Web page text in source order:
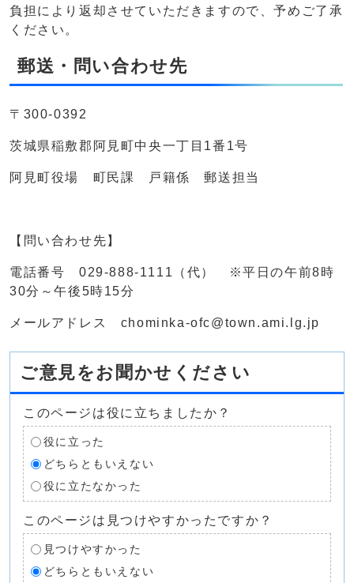
負担により返却させていただきますので、予めご了承
ください。
郵送・問い合わせ先
〒300-0392
茨城県稲敷郡阿見町中央一丁目1番1号
阿見町役場 町民課 戸籍係 郵送担当
【問い合わせ先】
電話番号 029-888-1111（代） ※平日の午前8時
30分～午後5時15分
メールアドレス chominka-ofc@town.ami.lg.jp
ご意見をお聞かせください
このページは役に立ちましたか？
役に立った
どちらともいえない
役に立たなかった
このページは見つけやすかったですか？
見つけやすかった
どちらともいえない